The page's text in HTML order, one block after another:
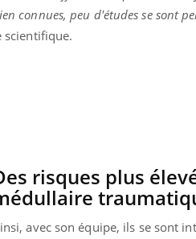
connues, peu d'études se sont
scientifique.
risques plus
avec son équipe, ils se sont